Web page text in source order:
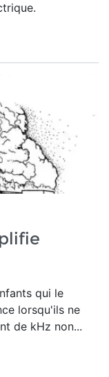
qui le
lorsqu'ils ne
de kHz non...